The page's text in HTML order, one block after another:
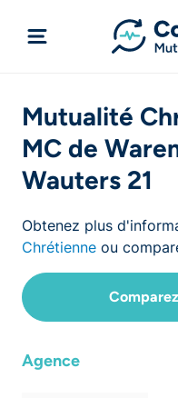
Mutualité
MC de
Wauters 21
Obtenez plus
Chrétienne ou
Agence